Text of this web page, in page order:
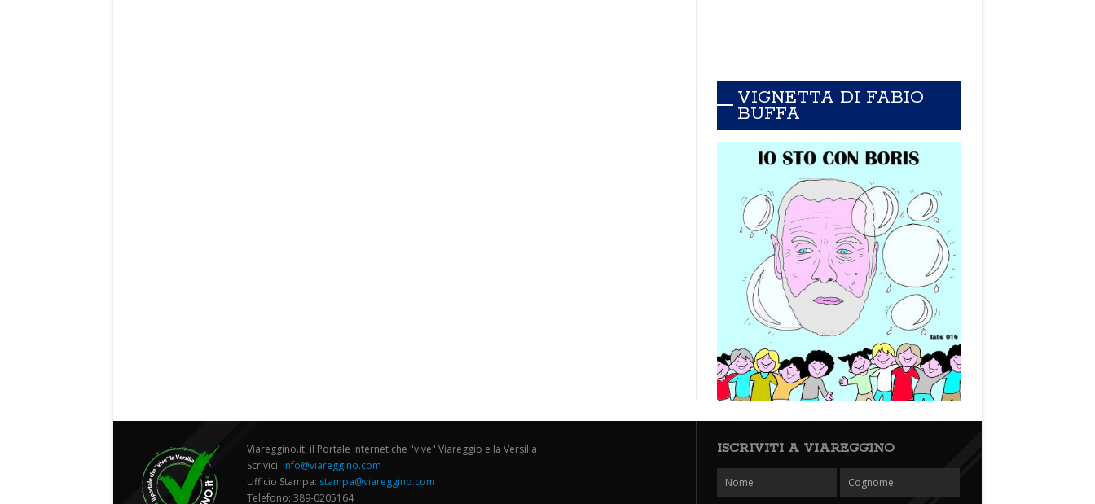
VIGNETTA DI FABIO
BUFFA
Viareggino.it, il Portale internet che "vive" Viareggio e la Versilia
Scrivici: info@viareggino.com
Ufficio Stampa: stampa@viareggino.com
Telefono: 389-0205164
ISCRIVITI A VIAREGGINO